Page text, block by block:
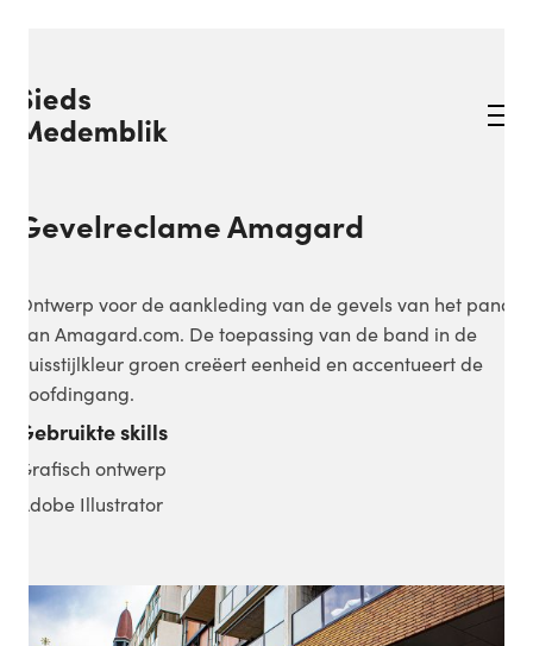
Gevelreclame Amagard
Ontwerp voor de aankleding van de gevels van het pand
van Amagard.com. De toepassing van de band in de
huisstijlkleur groen creëert eenheid en accentueert de
hoofdingang.
Gebruikte skills
Grafisch ontwerp
Adobe Illustrator